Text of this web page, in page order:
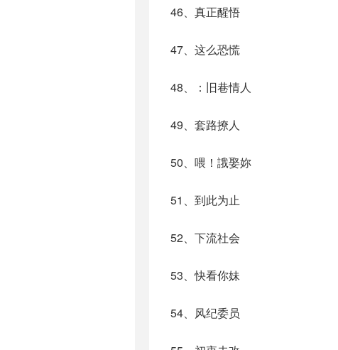
46、真正醒悟
47、这么恐慌
48、：旧巷情人
49、套路撩人
50、喂！誐娶妳
51、到此为止
52、下流社会
53、快看你妹
54、风纪委员